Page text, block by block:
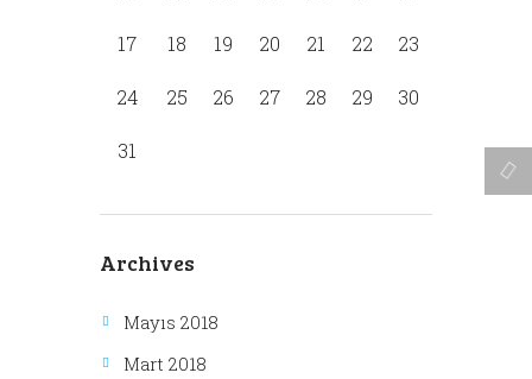
17 18 19 20 21 22 23
24 25 26 27 28 29 30
31
Archives
Mayıs 2018
Mart 2018